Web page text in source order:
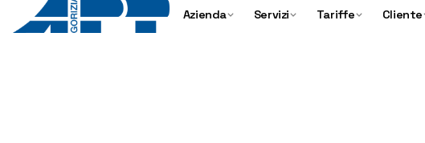
Azienda Servizi Tariffe Cliente